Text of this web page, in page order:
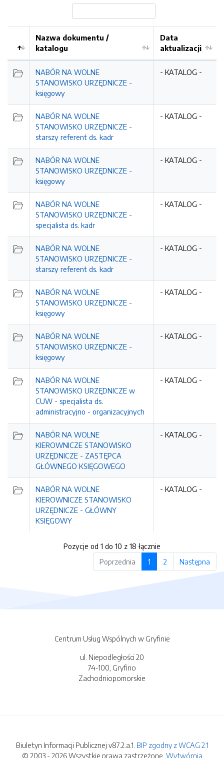
Nazwa dokumentu /
katalogu
Data
aktualizacji
NABÓR NA WOLNE
STANOWISKO URZĘDNICZE -
księgowy
- KATALOG -
NABÓR NA WOLNE
STANOWISKO URZĘDNICZE -
starszy referent ds. kadr
- KATALOG -
NABÓR NA WOLNE
STANOWISKO URZĘDNICZE -
księgowy
- KATALOG -
NABÓR NA WOLNE
STANOWISKO URZĘDNICZE -
specjalista ds. kadr
- KATALOG -
NABÓR NA WOLNE
STANOWISKO URZĘDNICZE -
starszy referent ds. kadr
- KATALOG -
NABÓR NA WOLNE
STANOWISKO URZĘDNICZE -
księgowy
- KATALOG -
NABÓR NA WOLNE
STANOWISKO URZĘDNICZE -
księgowy
- KATALOG -
NABÓR NA WOLNE
STANOWISKO URZĘDNICZE w
CUW - specjalista ds.
administracyjno - organizacyjnych
- KATALOG -
NABÓR NA WOLNE
KIEROWNICZE STANOWISKO
URZĘDNICZE - ZASTĘPCA
GŁÓWNEGO KSIĘGOWEGO
- KATALOG -
NABÓR NA WOLNE
KIEROWNICZE STANOWISKO
URZĘDNICZE - GŁÓWNY
KSIĘGOWY
- KATALOG -
Pozycje od 1 do 10 z 18 łącznie
Poprzednia
1 2 Następna
Centrum Usług Wspólnych w Gryfinie
ul. Niepodległości 20
74-100, Gryfino
Zachodniopomorskie
Biuletyn Informacji Publicznej v87.2.a.1. BIP zgodny z WCAG 2.1
© 2003 - 2026 Wszystkie prawa zastrzeżone. Wytwórnia